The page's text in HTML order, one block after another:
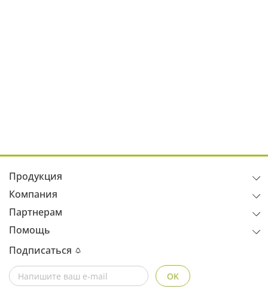
Компания
Партнерам
Продукция
Помощь
Подписаться
OK